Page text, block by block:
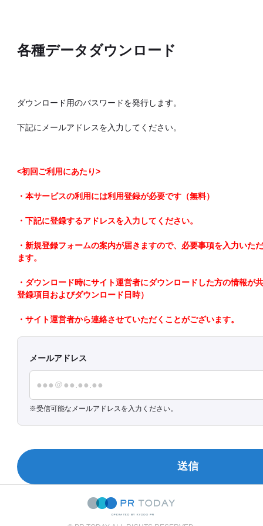
各種データダウンロード
ダウンロード用のパスワードを発行します。
下記にメールアドレスを入力してください。
<初回ご利用にあたり>
・本サービスの利用には利用登録が必要です（無料）
・下記に登録するアドレスを入力してください。
・新規登録フォームの案内が届きますので、必要事項を入力いた
ます。
・ダウンロード時にサイト運営者にダウンロードした方の情報が
登録項目およびダウンロード日時）
・サイト運営者から連絡させていただくことがございます。
メールアドレス
受信可能なメールアドレスを入力ください。
送信